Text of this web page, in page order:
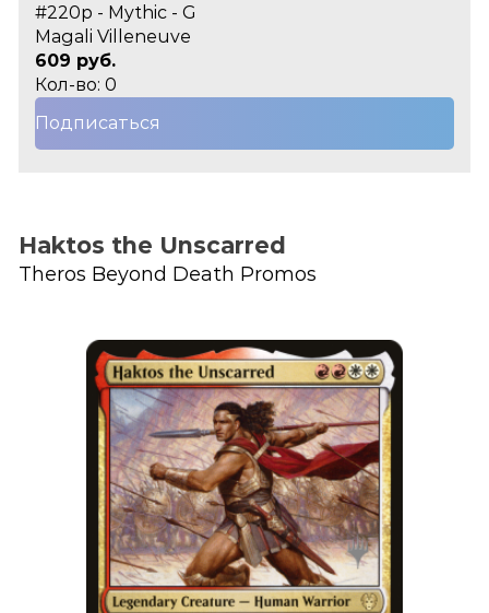
#220p - Mythic - G
Magali Villeneuve
609 руб.
Кол-во: 0
Подписаться
Haktos the Unscarred
Theros Beyond Death Promos